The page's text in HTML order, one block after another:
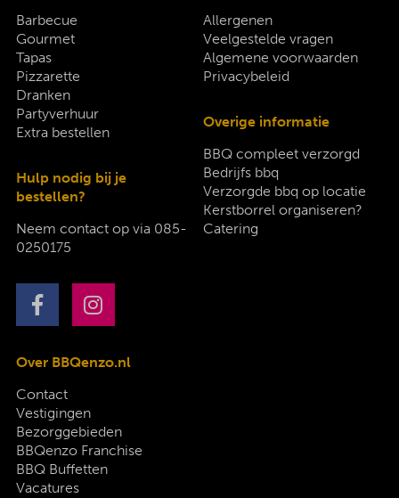
Barbecue
Gourmet
Tapas
Pizzarette
Dranken
Partyverhuur
Extra bestellen
Hulp nodig bij je
bestellen?
Neem contact op via 085-
0250175
Allergenen
Veelgestelde vragen
Algemene voorwaarden
Privacybeleid
Overige informatie
BBQ compleet verzorgd
Bedrijfs bbq
Verzorgde bbq op locatie
Kerstborrel organiseren?
Catering
Over BBQenzo.nl
Contact
Vestigingen
Bezorggebieden
BBQenzo Franchise
BBQ Buffetten
Vacatures